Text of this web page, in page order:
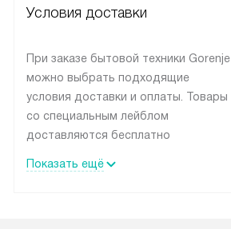
Условия доставки
При заказе бытовой техники Gorenje
можно выбрать подходящие
условия доставки и оплаты. Товары
со специальным лейблом
доставляются бесплатно
до подъезда, выезд за МКАД
Показать ещё